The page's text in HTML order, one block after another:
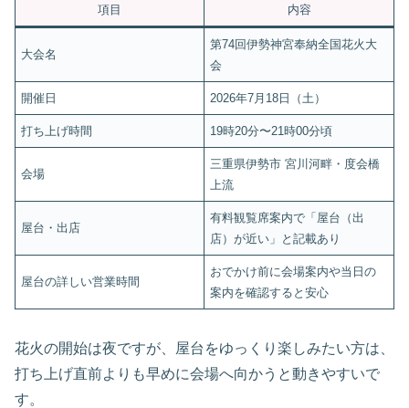
項目 内容
大会名
第74回伊勢神宮奉納全国花火大
会
開催日 2026年7月18日（土）
打ち上げ時間 19時20分〜21時00分頃
会場
三重県伊勢市 宮川河畔・度会橋
上流
屋台・出店
有料観覧席案内で「屋台（出
店）が近い」と記載あり
屋台の詳しい営業時間
おでかけ前に会場案内や当日の
案内を確認すると安心
花火の開始は夜ですが、屋台をゆっくり楽しみたい方は、
打ち上げ直前よりも早めに会場へ向かうと動きやすいで
す。